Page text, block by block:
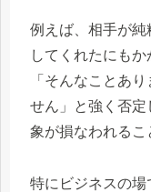
例えば、相手が
してくれたにもか
「そんなことあ
せん」と強く否
象が損なわれるこ
特にビジネスの